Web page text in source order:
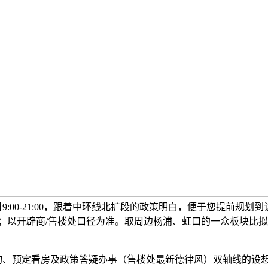
21:00，跟着中环线北扩段的政策明白，便于您提前规划到
以开辟商/售楼处口径为准。取周边杨浦、虹口的一众板块比
定看房及政策答疑办事（售楼处最新德律风）双轴线的设